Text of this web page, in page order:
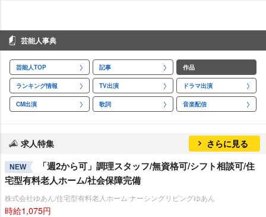
芸能人事典
芸能人TOP 記事 作品
ランキング情報 TV出演 ドラマ出演
CM出演 歌詞 音楽配信
求人特集 さらに見る
NEW
「週2から可」調理スタッフ/無資格可/シフト相談可/住
宅型有料老人ホーム/社会保障完備
株式会社ゆあん/住宅型有料老人ホーム ナーシングリビングゆあん
時給1,075円